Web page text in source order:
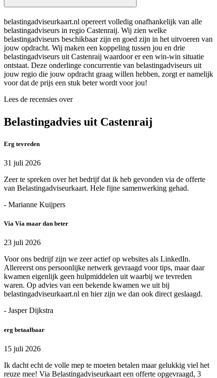
belastingadviseurkaart.nl opereert volledig onafhankelijk van alle
belastingadviseurs in regio Castenraij. Wij zien welke
belastingadviseurs beschikbaar zijn en goed zijn in het uitvoeren van
jouw opdracht. Wij maken een koppeling tussen jou en drie
belastingadviseurs uit Castenraij waardoor er een win-win situatie
ontstaat. Deze onderlinge concurrentie van belastingadviseurs uit
jouw regio die jouw opdracht graag willen hebben, zorgt er namelijk
voor dat de prijs een stuk beter wordt voor jou!
Lees de recensies over
Belastingadvies uit Castenraij
Erg tevreden
31 juli 2026
Zeer te spreken over het bedrijf dat ik heb gevonden via de offerte
van Belastingadviseurkaart. Hele fijne samenwerking gehad.
- Marianne Kuijpers
Via Via maar dan beter
23 juli 2026
Voor ons bedrijf zijn we zeer actief op websites als LinkedIn.
Allereerst ons persoonlijke netwerk gevraagd voor tips, maar daar
kwamen eigenlijk geen hulpmiddelen uit waarbij we tevreden
waren. Op advies van een bekende kwamen we uit bij
belastingadviseurkaart.nl en hier zijn we dan ook direct geslaagd.
- Jasper Dijkstra
erg betaalbaar
15 juli 2026
Ik dacht echt de volle mep te moeten betalen maar gelukkig viel het
reuze mee! Via Belastingadviseurkaart een offerte opgevraagd, 3